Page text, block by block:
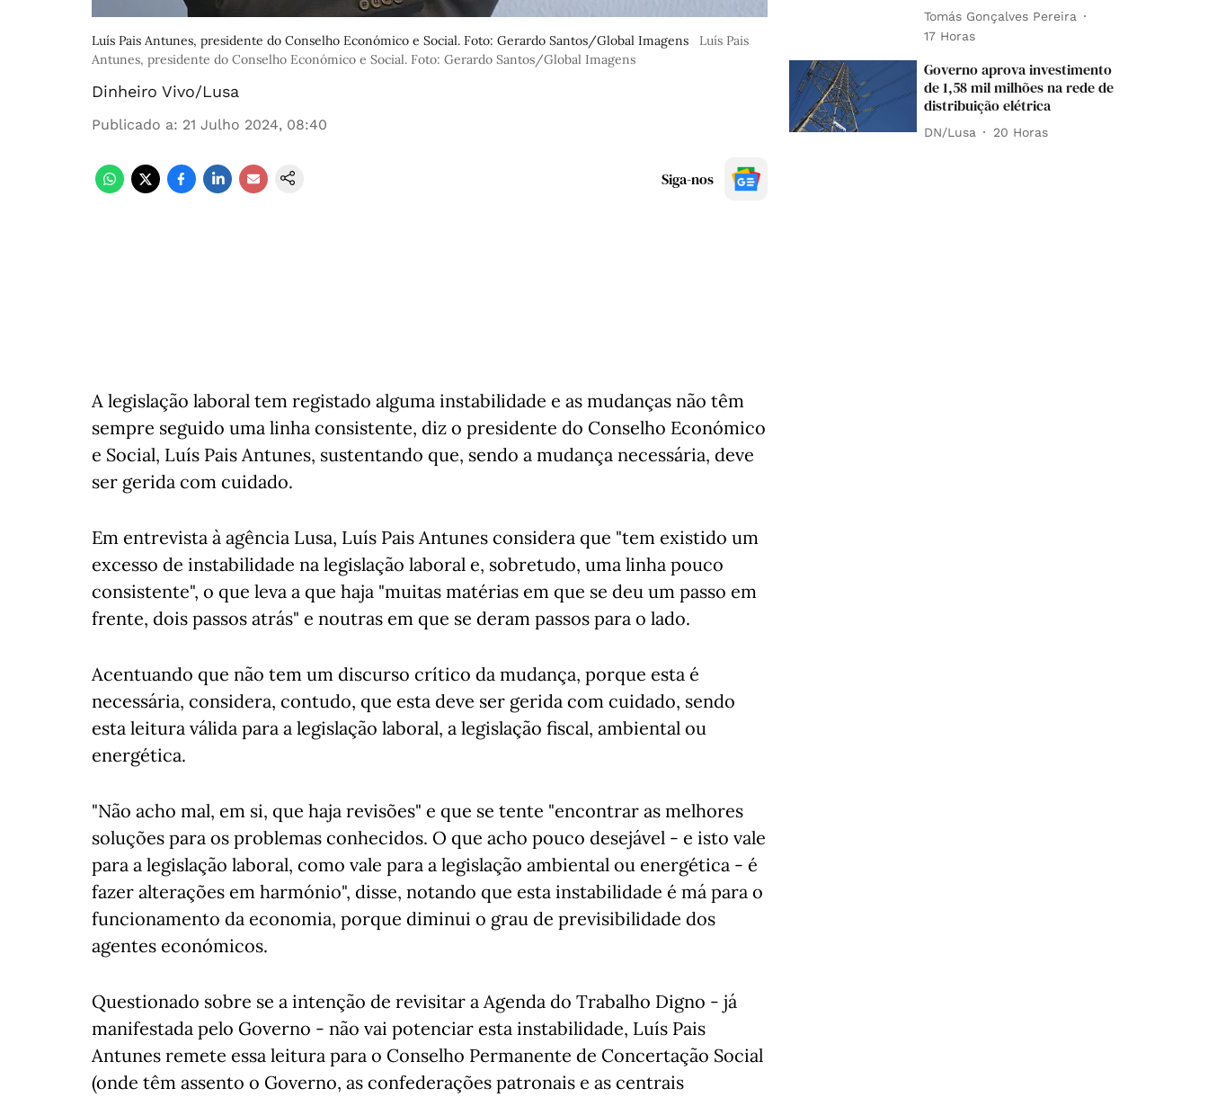
Luís Pais Antunes, presidente do Conselho Económico e Social. Foto: Gerardo Santos/Global Imagens
Luís Pais
Antunes, presidente do Conselho Económico e Social. Foto: Gerardo Santos/Global Imagens
Dinheiro Vivo/Lusa
Publicado a: 21 Julho 2024, 08:40
Siga-nos
A legislação laboral tem registado alguma instabilidade e as mudanças não têm
sempre seguido uma linha consistente, diz o presidente do Conselho Económico
e Social, Luís Pais Antunes, sustentando que, sendo a mudança necessária, deve
ser gerida com cuidado.
Em entrevista à agência Lusa, Luís Pais Antunes considera que "tem existido um
excesso de instabilidade na legislação laboral e, sobretudo, uma linha pouco
consistente", o que leva a que haja "muitas matérias em que se deu um passo em
frente, dois passos atrás" e noutras em que se deram passos para o lado.
Acentuando que não tem um discurso crítico da mudança, porque esta é
necessária, considera, contudo, que esta deve ser gerida com cuidado, sendo
esta leitura válida para a legislação laboral, a legislação fiscal, ambiental ou
energética.
"Não acho mal, em si, que haja revisões" e que se tente "encontrar as melhores
soluções para os problemas conhecidos. O que acho pouco desejável - e isto vale
para a legislação laboral, como vale para a legislação ambiental ou energética - é
fazer alterações em harmónio", disse, notando que esta instabilidade é má para o
funcionamento da economia, porque diminui o grau de previsibilidade dos
agentes económicos.
Questionado sobre se a intenção de revisitar a Agenda do Trabalho Digno - já
manifestada pelo Governo - não vai potenciar esta instabilidade, Luís Pais
Antunes remete essa leitura para o Conselho Permanente de Concertação Social
(onde têm assento o Governo, as confederações patronais e as centrais
Tomás Gonçalves Pereira
17 Horas
Governo aprova investimento
de 1,58 mil milhões na rede de
distribuição elétrica
DN/Lusa 20 Horas